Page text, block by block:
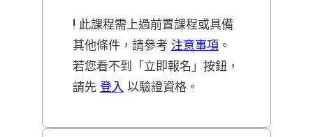
此課程需上過前置課程或具備
其他條件，請參考 注意事項。
若您看不到「立即報名」按鈕，
請先 登入 以驗證資格。